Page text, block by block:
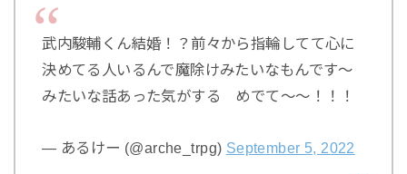
武内駿輔くん結婚！？前々から指輪してて心に
決めてる人いるんで魔除けみたいなもんです～
みたいな話あった気がする めでて～～！！！
— あるけー (@arche_trpg) September 5, 2022